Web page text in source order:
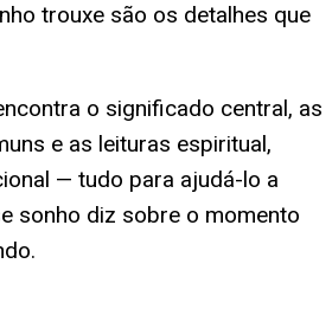
trouxe são os detalhes que
o significado central, as
e as leituras espiritual,
— tudo para ajudá-lo a
sonho diz sobre o momento